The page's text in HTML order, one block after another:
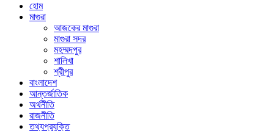
হোম
মাগুরা
আজকের মাগুরা
মাগুরা সদর
মহম্মদপুর
শালিখা
শ্রীপুর
বাংলাদেশ
আন্তর্জাতিক
অর্থনীতি
রাজনীতি
তথ্যপ্রযুক্তি